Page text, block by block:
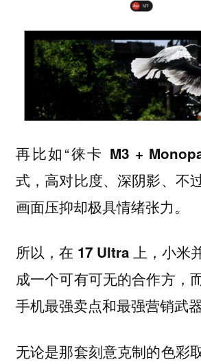
再比如“徕卡 M3 +
式，高对比度、深阴影、不
画面压抑却极具情绪张力。
所以，在 17 Ultra 上，小米
成一个可有可无的合作方，
手机最强卖点和最强营销武器
无论是那套刻意克制的色彩